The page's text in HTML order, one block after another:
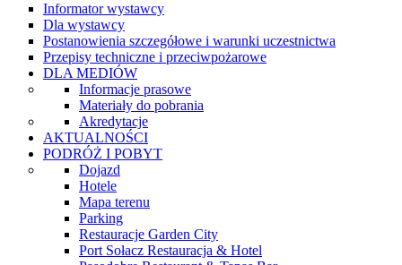
Informator wystawcy
Dla wystawcy
Postanowienia szczegółowe i warunki uczestnictwa
Przepisy techniczne i przeciwpożarowe
DLA MEDIÓW
Informacje prasowe
Materiały do pobrania
Akredytacje
AKTUALNOŚCI
PODRÓŻ I POBYT
Dojazd
Hotele
Mapa terenu
Parking
Restauracje Garden City
Port Sołacz Restauracja & Hotel